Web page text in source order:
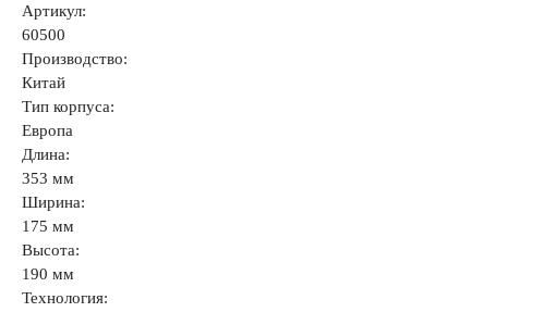
Артикул:
60500
Производство:
Китай
Тип корпуса:
Европа
Длина:
353 мм
Ширина:
175 мм
Высота:
190 мм
Технология: